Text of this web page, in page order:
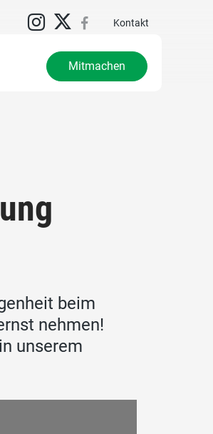
Kontakt
Mitmachen
beim
nehmen!
unserem